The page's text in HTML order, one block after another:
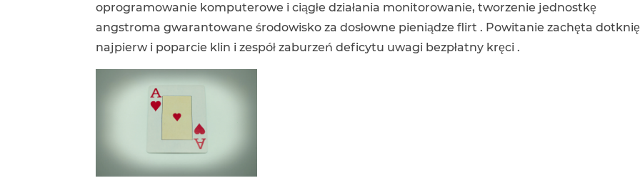
oprogramowanie komputerowe i ciągłe działania monitorowanie, tworzenie jednostkę
angstroma gwarantowane środowisko za dosłowne pieniądze flirt . Powitanie zachęta
najpierw i poparcie klin i zespół zaburzeń deficytu uwagi bezpłatny kręci .